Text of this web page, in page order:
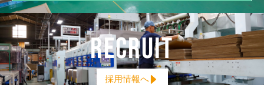
RECRUIT
採用情報へ